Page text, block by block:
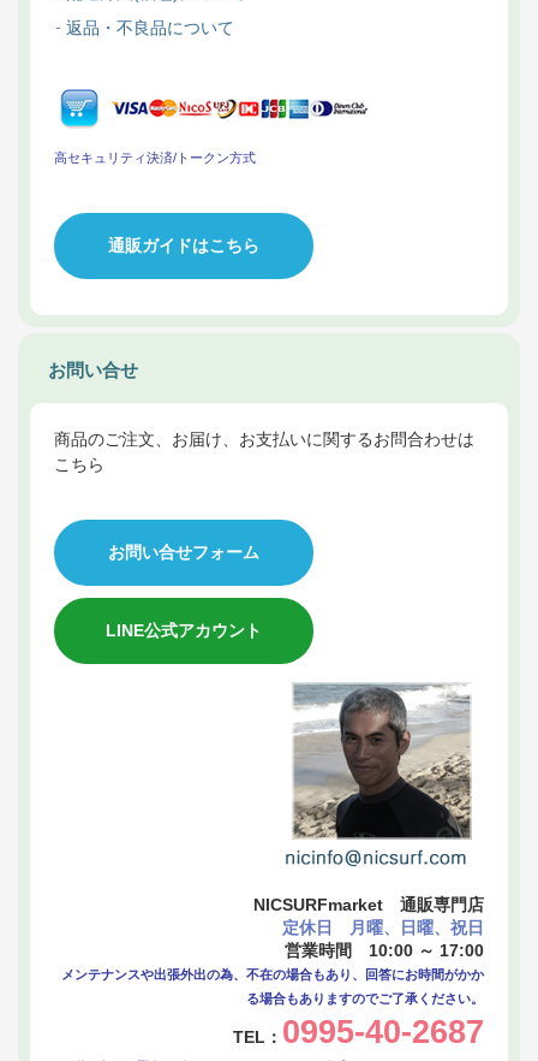
返品・不良品について
高セキュリティ決済/トークン方式
通販ガイドはこちら
お問い合せ
商品のご注文、お届け、お支払いに関するお問合わせは
こちら
お問い合せフォーム
LINE公式アカウント
NICSURFmarket 通販専門店
定休日 月曜、日曜、祝日
営業時間 10:00 ～ 17:00
メンテナンスや出張外出の為、不在の場合もあり、回答にお時間がかか
る場合もありますのでご了承ください。
TEL： 0995-40-2687